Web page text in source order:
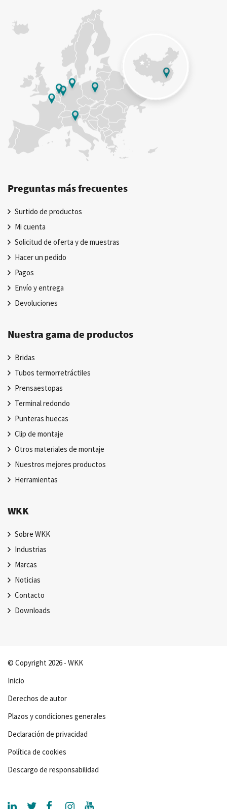
Preguntas más frecuentes
Surtido de productos
Mi cuenta
Solicitud de oferta y de muestras
Hacer un pedido
Pagos
Envío y entrega
Devoluciones
Nuestra gama de productos
Bridas
Tubos termorretráctiles
Prensaestopas
Terminal redondo
Punteras huecas
Clip de montaje
Otros materiales de montaje
Nuestros mejores productos
Herramientas
WKK
Sobre WKK
Industrias
Marcas
Noticias
Contacto
Downloads
© Copyright 2026 - WKK
Inicio
Derechos de autor
Plazos y condiciones generales
Declaración de privacidad
Política de cookies
Descargo de responsabilidad